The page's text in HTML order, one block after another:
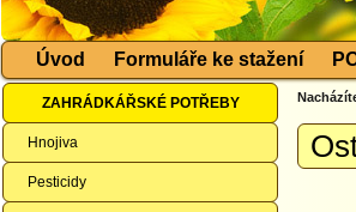
Úvod Formuláře ke stažení
ZAHRÁDKÁŘSKÉ POTŘEBY
Hnojiva
Pesticidy